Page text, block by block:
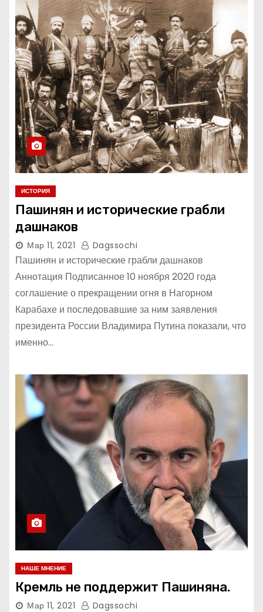
ИСТОРИЯ
Пашинян и исторические грабли
дашнаков
Мар 11, 2021 Dagssochi
Пашинян и исторические грабли дашнаков
Аннотация Подписанное 10 ноября 2020 года
соглашение о прекращении огня в Нагорном
Карабахе и последовавшие за ним заявления
президента России Владимира Путина показали, что
именно…
НАШЕ МНЕНИЕ
Кремль не поддержит Пашиняна.
Мар 11, 2021 Dagssochi